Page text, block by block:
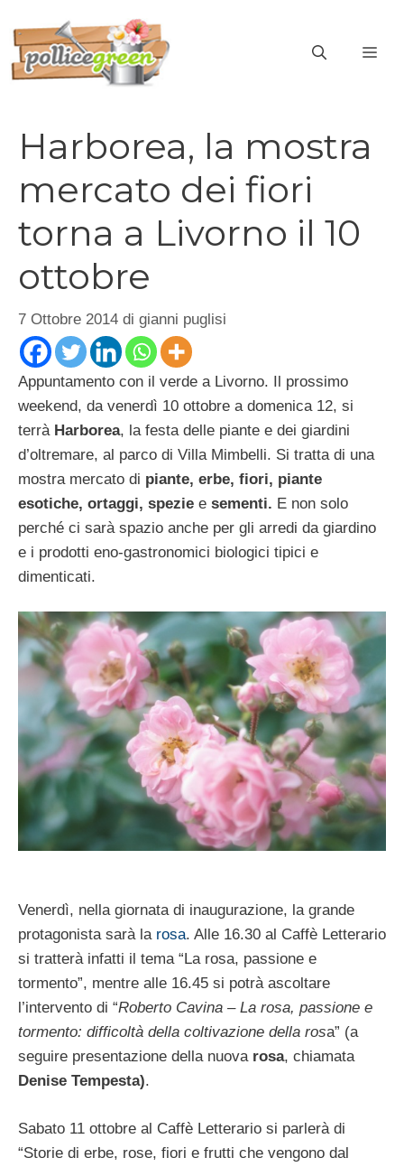
contenuto
Harborea, la mostra
mercato dei fiori
torna a Livorno il 10
ottobre
7 Ottobre 2014 di gianni puglisi
Appuntamento con il verde a Livorno. Il prossimo
weekend, da venerdì 10 ottobre a domenica 12, si
terrà Harborea, la festa delle piante e dei giardini
d’oltremare, al parco di Villa Mimbelli. Si tratta di una
mostra mercato di piante, erbe, fiori, piante
esotiche, ortaggi, spezie e sementi. E non solo
perché ci sarà spazio anche per gli arredi da giardino
e i prodotti eno-gastronomici biologici tipici e
dimenticati.
Venerdì, nella giornata di inaugurazione, la grande
protagonista sarà larosa. Alle 16.30 al Caffè Letterario
si tratterà infatti il tema “La rosa, passione e
tormento”, mentre alle 16.45 si potrà ascoltare
l’intervento di “Roberto Cavina – La rosa, passione e
tormento: difficoltà della coltivazione della rosa” (a
seguire presentazione della nuova rosa, chiamata
Denise Tempesta).
Sabato 11 ottobre al Caffè Letterario si parlerà di
“Storie di erbe, rose, fiori e frutti che vengono dal